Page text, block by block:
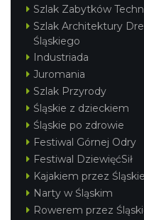
Szlak Zabytków
Szlak Architektury
Śląskiego
Industriada
Juromania
Szlak Przyrody
Śląskie z dzieckiem
Śląskie po zdrowie
Festiwal Górnej Odry
Festiwal DziewięćSił
Kajakiem przez Śląskie
Narty w Śląskim
Rowerem przez